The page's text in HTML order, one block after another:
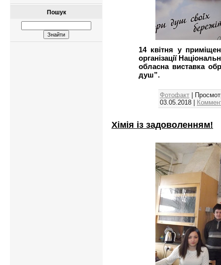
Пошук
14 квітня у
організації
обласна виставка
душ”.
Фотофакт |
03.05.2018 |
Хімія із задоволенням!